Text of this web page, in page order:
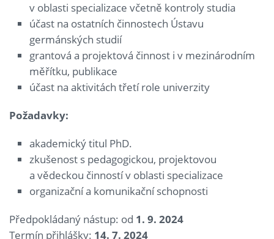
v oblasti specializace včetně kontroly studia
účast na ostatních činnostech Ústavu
germánských studií
grantová a projektová činnost i v mezinárodním
měřítku, publikace
účast na aktivitách třetí role univerzity
Požadavky:
akademický titul PhD.
zkušenost s pedagogickou, projektovou
a vědeckou činností v oblasti specializace
organizační a komunikační schopnosti
Předpokládaný nástup: od 1. 9. 2024
Termín přihlášky: 14. 7. 2024